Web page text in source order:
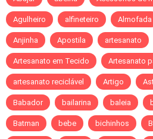
Agulheiro alfineteiro Almofada
Anjinha Apostila artesanato
Artesanato em Tecido Artesanato
artesanato reciclável Artigo
Babador bailarina baleia
Batman bebe bichinhos